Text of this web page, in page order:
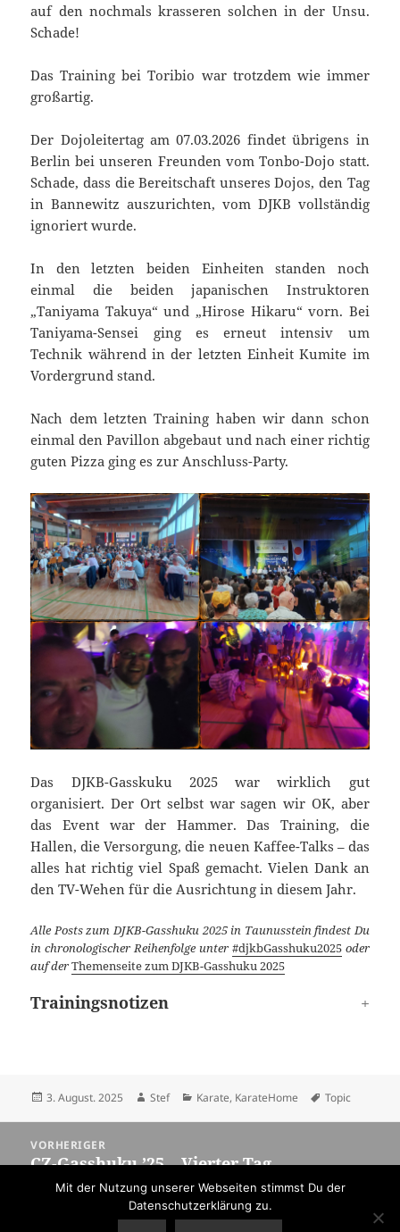
auf den nochmals krasseren solchen in der Unsu.
Schade!
Das Training bei Toribio war trotzdem wie immer
großartig.
Der Dojoleitertag am 07.03.2026 findet übrigens in
Berlin bei unseren Freunden vom Tonbo-Dojo statt.
Schade, dass die Bereitschaft unseres Dojos, den Tag
in Bannewitz auszurichten, vom DJKB vollständig
ignoriert wurde.
In den letzten beiden Einheiten standen noch
einmal die beiden japanischen Instruktoren
„Taniyama Takuya“ und „Hirose Hikaru“ vorn. Bei
Taniyama-Sensei ging es erneut intensiv um
Technik während in der letzten Einheit Kumite im
Vordergrund stand.
Nach dem letzten Training haben wir dann schon
einmal den Pavillon abgebaut und nach einer richtig
guten Pizza ging es zur Anschluss-Party.
Das DJKB-Gasskuku 2025 war wirklich gut
organisiert. Der Ort selbst war sagen wir OK, aber
das Event war der Hammer. Das Training, die
Hallen, die Versorgung, die neuen Kaffee-Talks – das
alles hat richtig viel Spaß gemacht. Vielen Dank an
den TV-Wehen für die Ausrichtung in diesem Jahr.
Alle Posts zum DJKB-Gasshuku 2025 in Taunusstein findest Du
in chronologischer Reihenfolge unter #djkbGasshuku2025oder
auf derThemenseite zum DJKB-Gasshuku 2025
Trainingsnotizen
Veröffentlicht
3. August. 2025 Autor
Stef Kategorien
Karate, KarateHome Schlagwörter
Topic
VORHERIGER
Vorheriger
Beitrag:
CZ-Gasshuku ’25 – Vierter Tag
Mit der Nutzung unserer Webseiten stimmst Du der
Datenschutzerklärung zu.